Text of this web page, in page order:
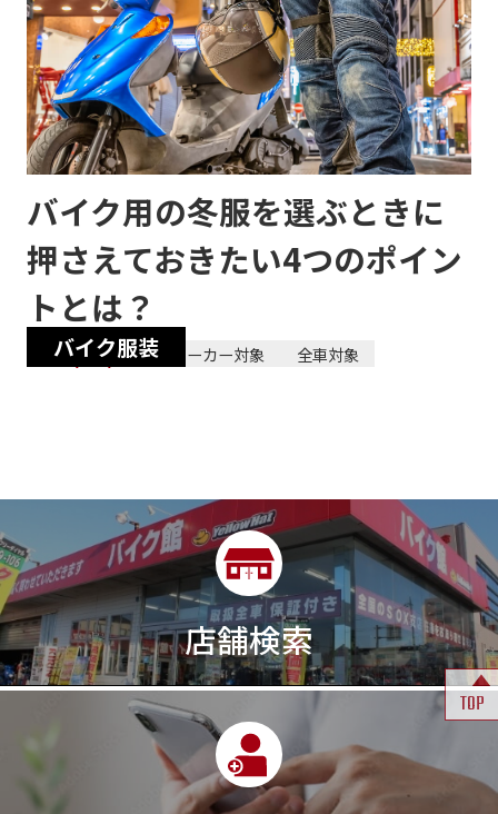
バイク服装
バイク用の冬服を選ぶときに
押さえておきたい4つのポイン
トとは？
2024/02/22 全メーカー対象 全車対象
店舗検索
TOP